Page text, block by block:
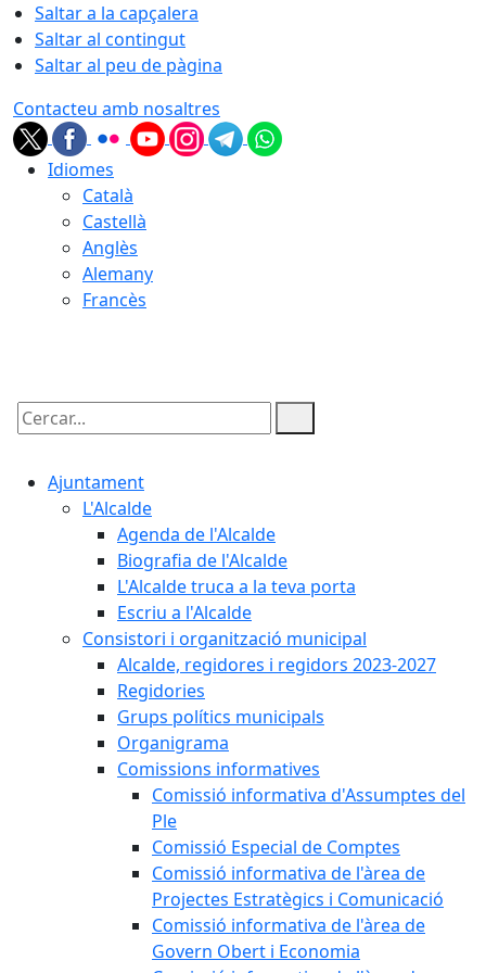
Saltar a la capçalera
Saltar al contingut
Saltar al peu de pàgina
Contacteu amb nosaltres
Idiomes
Català
Castellà
Anglès
Alemany
Francès
Cercar:
Ajuntament
L'Alcalde
Agenda de l'Alcalde
Biografia de l'Alcalde
L'Alcalde truca a la teva porta
Escriu a l'Alcalde
Consistori i organització municipal
Alcalde, regidores i regidors 2023-2027
Regidories
Grups polítics municipals
Organigrama
Comissions informatives
Comissió informativa d'Assumptes del
Ple
Comissió Especial de Comptes
Comissió informativa de l'àrea de
Projectes Estratègics i Comunicació
Comissió informativa de l'àrea de
Govern Obert i Economia